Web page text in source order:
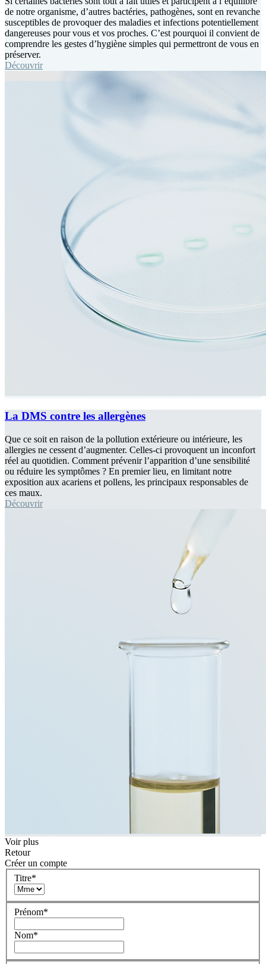
de notre organisme, d’autres bactéries, pathogènes, sont en revanche
susceptibles de provoquer des maladies et infections potentiellement
dangereuses pour vous et vos proches. C’est pourquoi il convient de
comprendre les gestes d’hygiène simples qui permettront de vous en
préserver.
Découvrir
La DMS contre les allergènes
Que ce soit en raison de la pollution extérieure ou intérieure, les
allergies ne cessent d’augmenter. Celles-ci provoquent un inconfort
réel au quotidien. Comment prévenir l’apparition d’une sensibilité
ou réduire les symptômes ? En premier lieu, en limitant notre
exposition aux acariens et pollens, les principaux responsables de
ces maux.
Découvrir
Voir plus
Retour
Créer un compte
Titre*
Prénom*
Nom*